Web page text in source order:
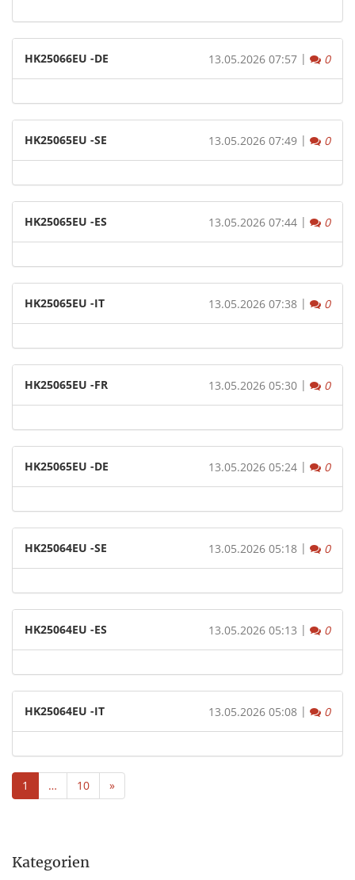
HK25066EU -DE 13.05.2026 07:57 | 0
HK25065EU -SE 13.05.2026 07:49 | 0
HK25065EU -ES 13.05.2026 07:44 | 0
HK25065EU -IT 13.05.2026 07:38 | 0
HK25065EU -FR 13.05.2026 05:30 | 0
HK25065EU -DE 13.05.2026 05:24 | 0
HK25064EU -SE 13.05.2026 05:18 | 0
HK25064EU -ES 13.05.2026 05:13 | 0
HK25064EU -IT 13.05.2026 05:08 | 0
1 … 10 »
Kategorien